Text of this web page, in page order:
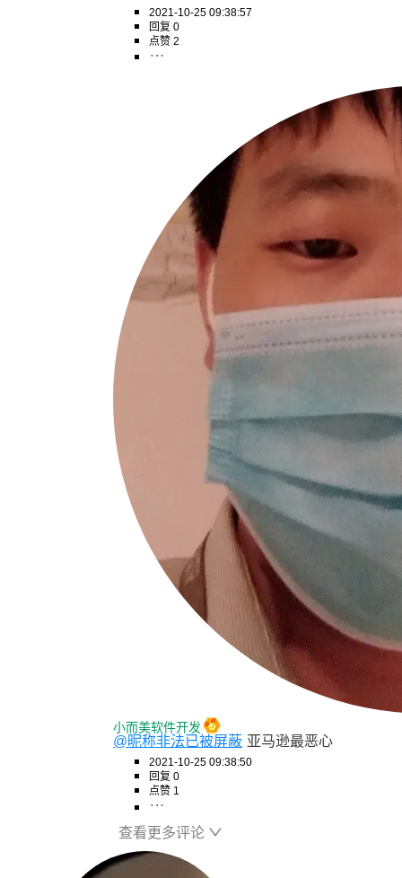
2021-10-25 09:38:57
回复 0
点赞 2
小而美软件开发
@昵称非法已被屏蔽 亚马逊最恶心
2021-10-25 09:38:50
回复 0
点赞 1
查看更多评论